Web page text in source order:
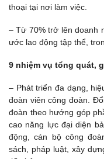
thoại tại nơi làm việc.
– Từ 70% trở lên doanh
ước lao động tập thể,
9 nhiệm vụ tổng quát,
– Phát triển đa dạng,
đoàn viên công đoàn.
đoàn theo hướng góp
cao năng lực đại diện
động, cán bộ công
sách, pháp luật, xây